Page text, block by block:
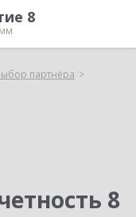
8
партнёра
8